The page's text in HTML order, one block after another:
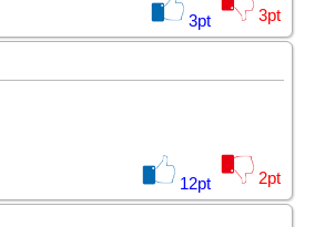
3pt 3pt
12pt 2pt